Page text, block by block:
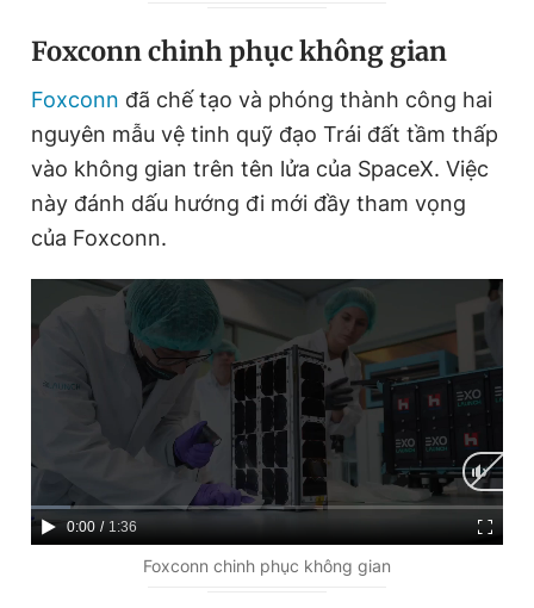
Foxconn chinh phục không gian
Foxconn đã chế tạo và phóng thành công hai
nguyên mẫu vệ tinh quỹ đạo Trái đất tầm thấp
vào không gian trên tên lửa của SpaceX. Việc
này đánh dấu hướng đi mới đầy tham vọng
của Foxconn.
C
0:00 / D
1:36
Foxconn chinh phục không gian